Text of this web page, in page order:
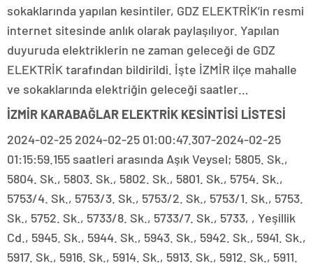
sokaklarında yapılan kesintiler, GDZ ELEKTRİK’in resmi
internet sitesinde anlık olarak paylaşılıyor. Yapılan
duyuruda elektriklerin ne zaman geleceği de GDZ
ELEKTRİK tarafından bildirildi. İşte İZMİR ilçe mahalle
ve sokaklarında elektriğin geleceği saatler…
İZMİR KARABAĞLAR ELEKTRİK KESİNTİSİ LİSTESİ
2024-02-25 2024-02-25 01:00:47.307-2024-02-25
01:15:59.155 saatleri arasında Aşık Veysel; 5805. Sk.,
5804. Sk., 5803. Sk., 5802. Sk., 5801. Sk., 5754. Sk.,
5753/4. Sk., 5753/3. Sk., 5753/2. Sk., 5753/1. Sk., 5753.
Sk., 5752. Sk., 5733/8. Sk., 5733/7. Sk., 5733, , Yeşillik
Cd., 5945. Sk., 5944. Sk., 5943. Sk., 5942. Sk., 5941. Sk.,
5917. Sk., 5916. Sk., 5914. Sk., 5913. Sk., 5912. Sk., 5911.